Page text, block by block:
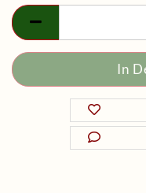
Tüte